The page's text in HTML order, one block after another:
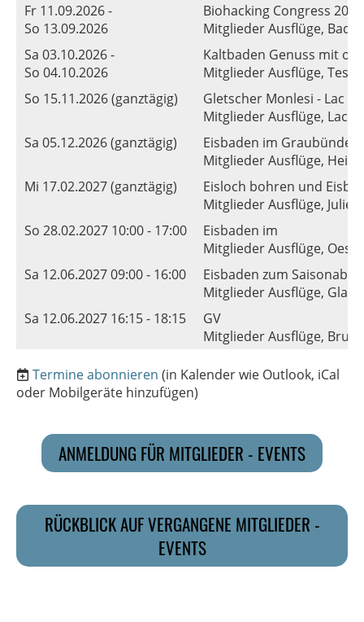
Fr 11.09.2026 -
So 13.09.2026
Biohacking Congress 2026
Mitglieder Ausflüge, Bad
Sa 03.10.2026 -
So 04.10.2026
Kaltbaden Genuss mit
Mitglieder Ausflüge,
So 15.11.2026 (ganztägig)
Gletscher Monlesi - Lac
Mitglieder Ausflüge, Lac
Sa 05.12.2026 (ganztägig)
Eisbaden im Graubünden
Mitglieder Ausflüge,
Mi 17.02.2027 (ganztägig)
Eisloch bohren und
Mitglieder Ausflüge,
So 28.02.2027 10:00 - 17:00
Eisbaden im
Mitglieder Ausflüge,
Sa 12.06.2027 09:00 - 16:00
Eisbaden zum
Mitglieder Ausflüge,
Sa 12.06.2027 16:15 - 18:15
GV
Mitglieder Ausflüge,
Termine abonnieren (in Kalender wie Outlook, iCal
oder Mobilgeräte hinzufügen)
ANMELDUNG FÜR MITGLIEDER - EVENTS
RÜCKBLICK AUF VERGANGENE MITGLIEDER -
EVENTS